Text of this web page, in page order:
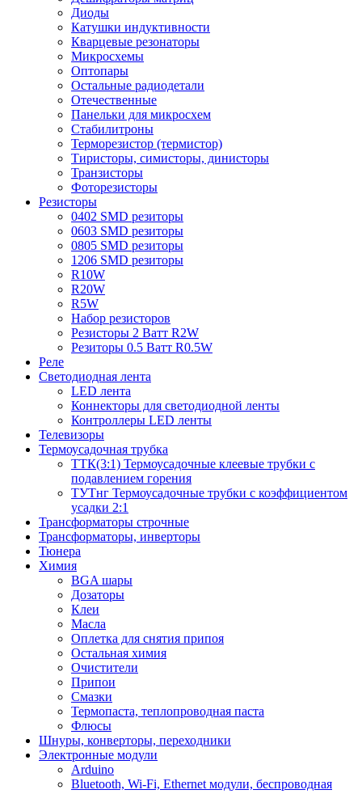
Диоды
Катушки индуктивности
Кварцевые резонаторы
Микросхемы
Оптопары
Остальные радиодетали
Отечественные
Панельки для микросхем
Стабилитроны
Терморезистор (термистор)
Тиристоры, симисторы, динисторы
Транзисторы
Фоторезисторы
Резисторы
0402 SMD резиторы
0603 SMD резиторы
0805 SMD резиторы
1206 SMD резиторы
R10W
R20W
R5W
Набор резисторов
Резисторы 2 Ватт R2W
Резиторы 0.5 Ватт R0.5W
Реле
Светодиодная лента
LED лента
Коннекторы для светодиодной ленты
Контроллеры LED ленты
Телевизоры
Термоусадочная трубка
ТТК(3:1) Термоусадочные клеевые трубки с
подавлением горения
ТУТнг Термоусадочные трубки с коэффициентом
усадки 2:1
Трансформаторы строчные
Трансформаторы, инверторы
Тюнера
Химия
BGA шары
Дозаторы
Клеи
Масла
Оплетка для снятия припоя
Остальная химия
Очистители
Припои
Смазки
Термопаста, теплопроводная паста
Флюсы
Шнуры, конверторы, переходники
Электронные модули
Arduino
Bluetooth, Wi-Fi, Ethernet модули, беспроводная